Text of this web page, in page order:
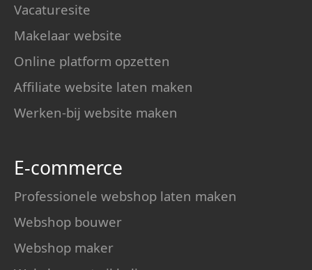
Vacaturesite
Makelaar website
Online platform opzetten
Affiliate website laten maken
Werken-bij website maken
E-commerce
Professionele webshop laten maken
Webshop bouwer
Webshop maker